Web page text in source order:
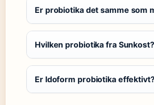
Er probiotika det samme som
Hvilken probiotika fra Sunkost?
Er Idoform probiotika